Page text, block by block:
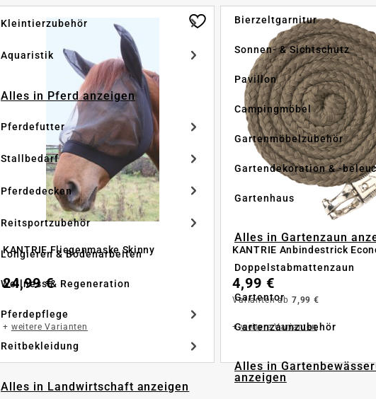
Kleintierzubehör
Aquaristik
Alles in Pferd anzeigen
Pferdefutter
Stallbedarf
Pferdedecken
Reitsportzubehör
Longieren & Bodenarbeiten
Wellness & Regeneration
Pferdepflege
Reitbekleidung
Alles in Landwirtschaft anzeigen
Bierzeltgarnitur
Sonnen- & Sichtschutz
Pavillon
Campingmöbel
Gartenmöbelzubehör
Gartendekoration & -
Gartenhaus
Alles in Gartenzaun
Doppelstabmattenzaun
Gartentor
Gartenzaunzubehör
Alles in
anzeigen
KANTRIE Fliegenmaske Skinny
24,99 €
+ weitere Varianten
KANTRIE Anbindestrick
4,99 €
Varianten ab 7,99 €
+weitere Varianten